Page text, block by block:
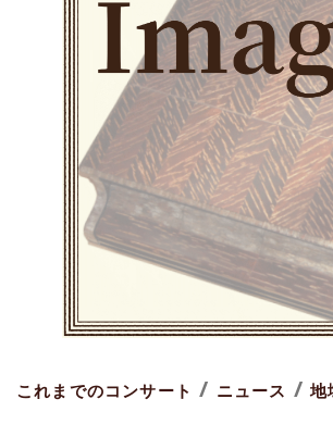
これまでのコンサート / ニュース /地